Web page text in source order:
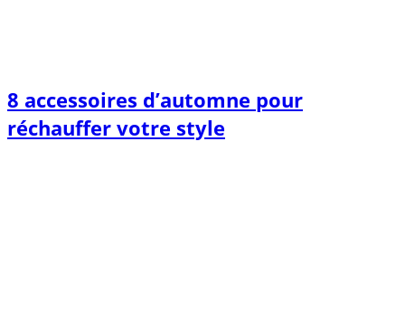
8 accessoires d’automne pour
réchauffer votre style